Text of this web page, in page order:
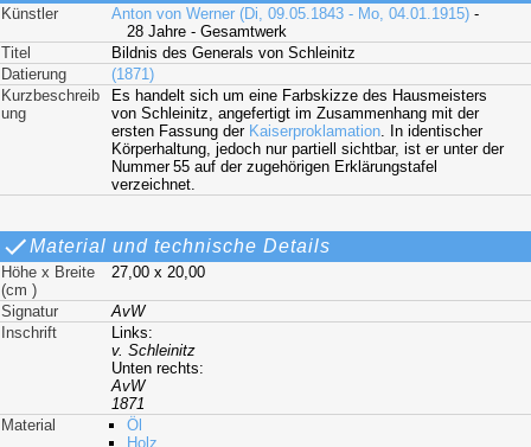
Künstler Anton von Werner (Di, 09.05.1843 - Mo, 04.01.1915) -
28 Jahre - Gesamtwerk
Titel
Bildnis des Generals von Schleinitz
Datierung
(1871)
Kurzbeschreib
ung
Es handelt sich um eine Farbskizze des Hausmeisters
von Schleinitz, angefertigt im Zusammenhang mit der
ersten Fassung der Kaiserproklamation. In identischer
Körperhaltung, jedoch nur partiell sichtbar, ist er unter der
Nummer 55 auf der zugehörigen Erklärungstafel
verzeichnet.
Material und technische Details
Höhe x Breite
(cm )
27,00 x 20,00
Signatur
AvW
Inschrift
Links:
v. Schleinitz
Unten rechts:
AvW
1871
Material
Öl
Holz